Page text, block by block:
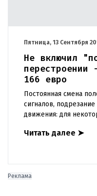
Пятница, 13 Сентября
Не включил
166 евро
Постоянная смена
сигналов,
движения: для
дорожная артерия
Читать далее ➤
Реклама